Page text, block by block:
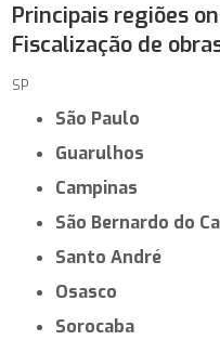
Principais regiões
Fiscalização de
SP
São Paulo
Guarulhos
Campinas
São Bernardo do
Santo André
Osasco
Sorocaba